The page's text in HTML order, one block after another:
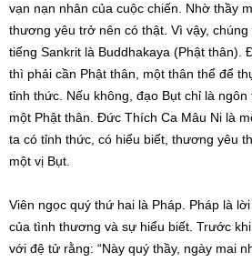
vạn nạn nhân của cuộc chiến. Nhờ thầy
thương yêu trở nên có thật. Vì vậy,
tiếng Sankrit là Buddhakaya (Phật thân).
thì phải cần Phật thân, một thân thể để
tỉnh thức. Nếu không, đạo Bụt chỉ là
một Phật thân. Đức Thích Ca Mâu Ni là
ta có tỉnh thức, có hiểu biết, thương yêu
một vị Bụt.
Viên ngọc quý thứ hai là Pháp. Pháp là
của tình thương và sự hiểu biết. Trước
với đệ tử rằng: “Này quý thầy, ngày mai